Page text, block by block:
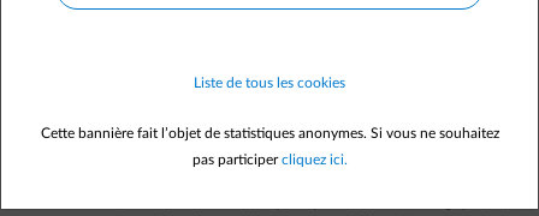
Liste de tous les cookies
Cette bannière fait l’objet de statistiques anonymes. Si vous ne souhaitez
pas participercliquez ici.